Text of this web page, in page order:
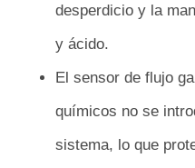
desperdicio y la
y ácido.
El sensor de flujo
químicos no se
sistema, lo que